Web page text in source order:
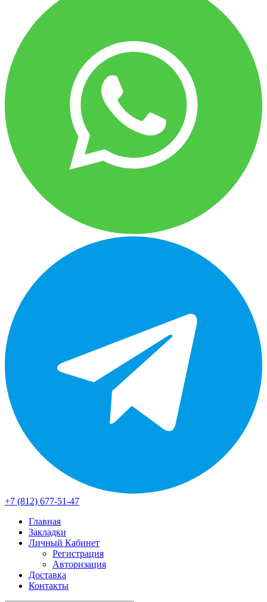
+7 (812) 677-51-47
Главная
Закладки
Личный Кабинет
Регистрация
Авторизация
Доставка
Контакты